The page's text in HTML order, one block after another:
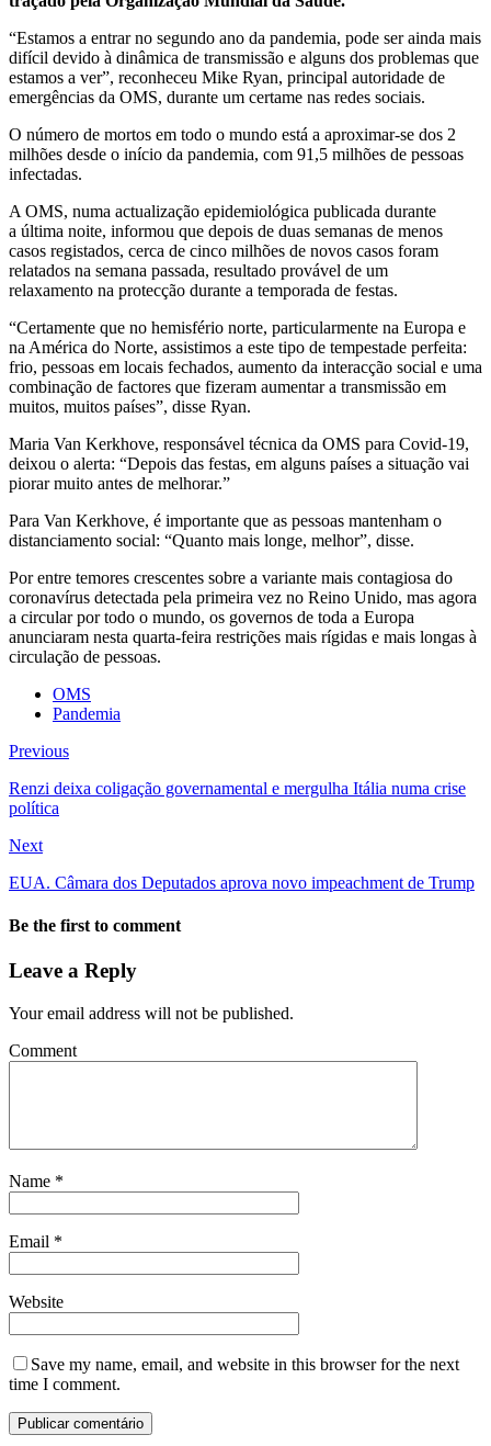
“Estamos a entrar no segundo ano da pandemia, pode ser ainda mais
difícil devido à dinâmica de transmissão e alguns dos problemas que
estamos a ver”, reconheceu Mike Ryan, principal autoridade de
emergências da OMS, durante um certame nas redes sociais.
O número de mortos em todo o mundo está a aproximar-se dos 2
milhões desde o início da pandemia, com 91,5 milhões de pessoas
infectadas.
A OMS, numa actualização epidemiológica publicada durante
a última noite, informou que depois de duas semanas de menos
casos registados, cerca de cinco milhões de novos casos foram
relatados na semana passada, resultado provável de um
relaxamento na protecção durante a temporada de festas.
“Certamente que no hemisfério norte, particularmente na Europa e
na América do Norte, assistimos a este tipo de tempestade perfeita:
frio, pessoas em locais fechados, aumento da interacção social e uma
combinação de factores que fizeram aumentar a transmissão em
muitos, muitos países”, disse Ryan.
Maria Van Kerkhove, responsável técnica da OMS para Covid-19,
deixou o alerta: “Depois das festas, em alguns países a situação vai
piorar muito antes de melhorar.”
Para Van Kerkhove, é importante que as pessoas mantenham o
distanciamento social: “Quanto mais longe, melhor”, disse.
Por entre temores crescentes sobre a variante mais contagiosa do
coronavírus detectada pela primeira vez no Reino Unido, mas agora
a circular por todo o mundo, os governos de toda a Europa
anunciaram nesta quarta-feira restrições mais rígidas e mais longas à
circulação de pessoas.
OMS
Pandemia
Previous
Renzi deixa coligação governamental e mergulha Itália numa crise
política
Next
EUA. Câmara dos Deputados aprova novo impeachment de Trump
Be the first to comment
Leave a Reply
Your email address will not be published.
Comment
Name *
Email *
Website
Save my name, email, and website in this browser for the next
time I comment.